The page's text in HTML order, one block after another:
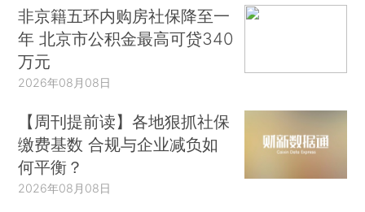
非京籍五环内购房社保降至一
年 北京市公积金最高可贷340
万元
2026年08月08日
【周刊提前读】各地狠抓社保
缴费基数 合规与企业减负如
何平衡？
2026年08月08日